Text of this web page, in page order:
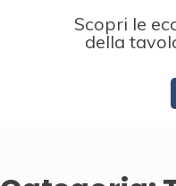
Scopri le
della